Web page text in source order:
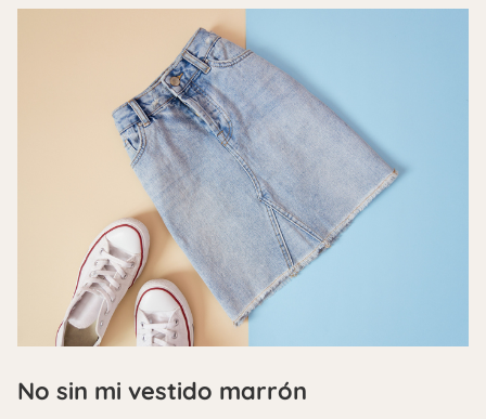
No sin mi vestido marrón